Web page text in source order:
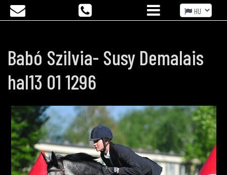
Babó Szilvia- Susy Demalais
hal13 01 1296